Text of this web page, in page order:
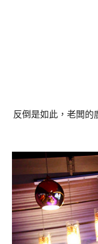
反倒是如此，老闆的